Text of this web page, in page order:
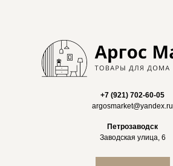
+7 (921) 702-60-05
argosmarket@yandex.ru
Петрозаводск
Заводская улица, 6